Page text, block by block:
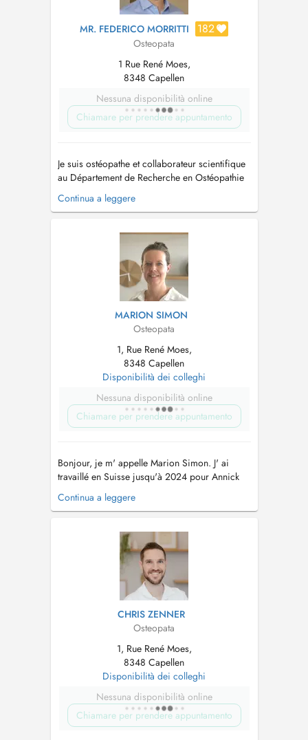
MR. FEDERICO MORRITTI 182
Osteopata
1 Rue René Moes,
8348 Capellen
Nessuna disponibilità online
Chiamare per prendere appuntamento
Je suis ostéopathe et collaborateur scientifique
au Département de Recherche en Ostéopathie
de l'Université Libre de Bruxelles, où j'ai
également obtenu mon diplôme. Cette double
charge fondée sur des connaissances
actualisées, rigoureuses et directement a...
Continua a leggere
MARION SIMON
Osteopata
1, Rue René Moes,
8348 Capellen
Disponibilità dei colleghi
Nessuna disponibilità online
Chiamare per prendere appuntamento
Bonjour, je m' appelle Marion Simon. J' ai
travaillé en Suisse jusqu'à 2024 pour Annick
Gassman. Après cela, j ai décidé de revenir
dans mon pays de naissance afin d'exercer ici
dans une cité calme avec des parkings gratuits
devant la porte. Plus...
Continua a leggere
CHRIS ZENNER
Osteopata
1, Rue René Moes,
8348 Capellen
Disponibilità dei colleghi
Nessuna disponibilità online
Chiamare per prendere appuntamento